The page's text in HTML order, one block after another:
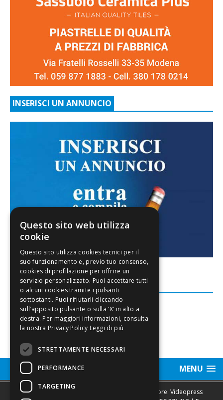
INSERISCI UN ANNUNCIO
FACEBOOK
MENU
Sede legale, Redazione, pubblicità e annunci Editore: Videopress
Questo sito web utilizza
cookie
Leggi di più
STRETTAMENTE NECESSARI
PERFORMANCE
TARGETING